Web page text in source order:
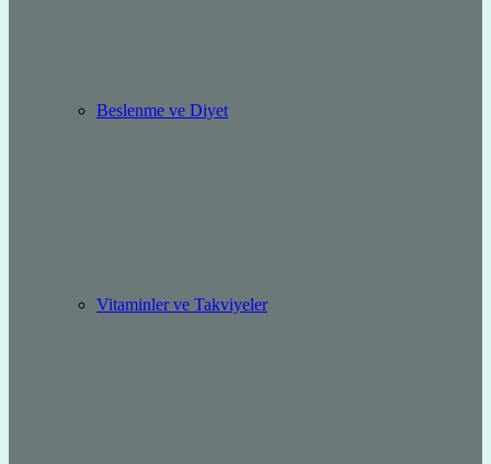
Beslenme ve Diyet
Vitaminler ve Takviyeler